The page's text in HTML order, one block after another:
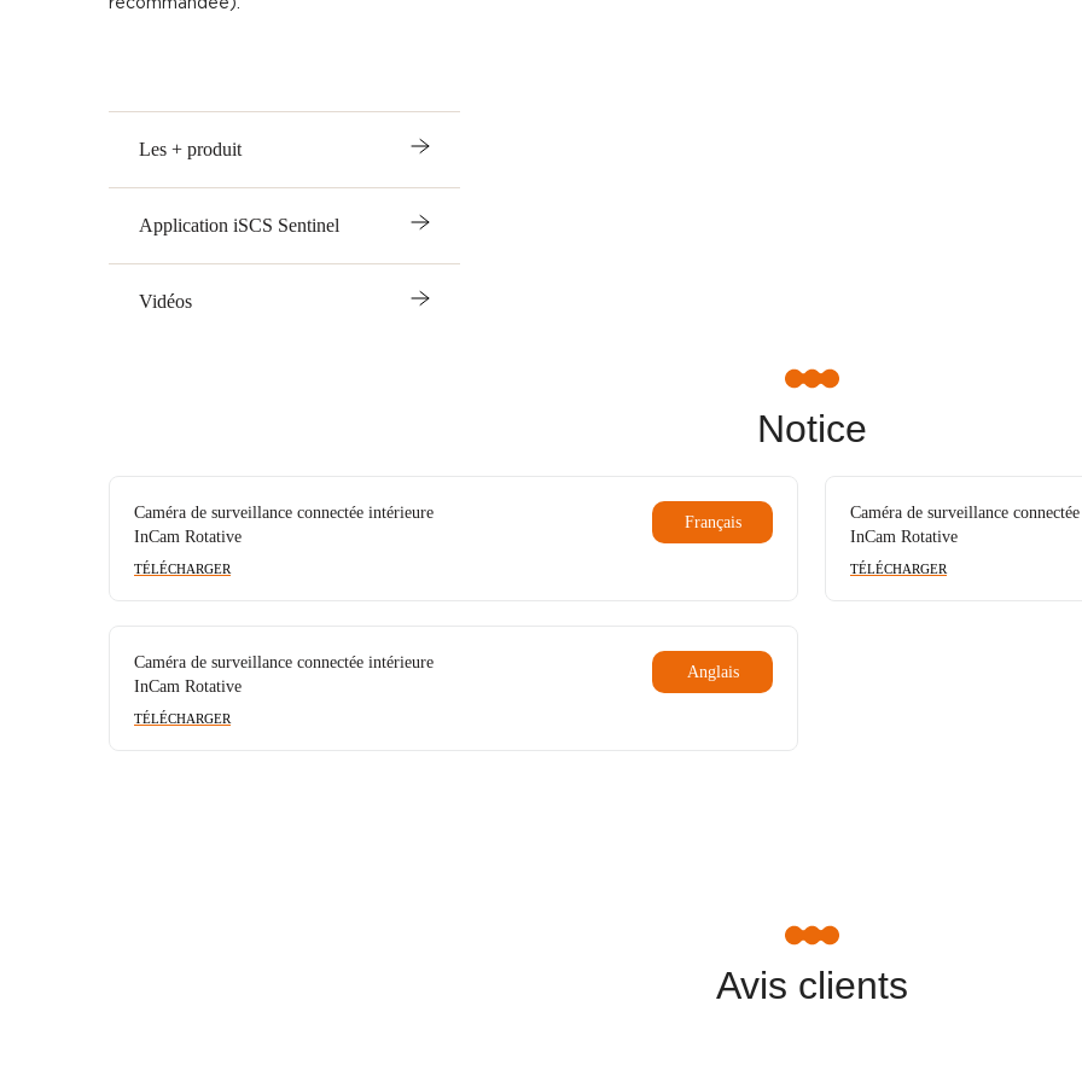
Les + produit
Application iSCS Sentinel
Vidéos
Notice
Caméra de surveillance connectée intérieure
InCam Rotative
Français
TÉLÉCHARGER
Caméra de surveillance
InCam Rotative
TÉLÉCHARGER
Caméra de surveillance connectée intérieure
InCam Rotative
Anglais
TÉLÉCHARGER
Avis clients